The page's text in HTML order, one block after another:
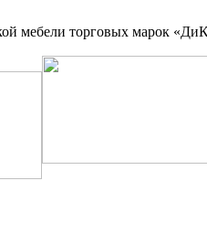
мебели торговых марок